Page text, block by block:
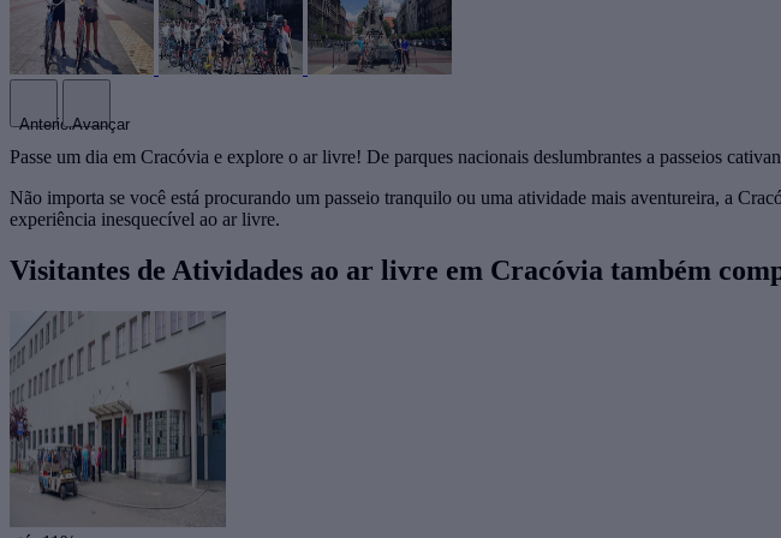
AnteriorAvançar
Passe um dia em Cracóvia e explore o ar livre! De parques nacionais deslumbrantes a passeios
Não importa se você está procurando um passeio tranquilo ou uma atividade mais aventureira, a
experiência inesquecível ao ar livre.
Visitantes de Atividades ao ar livre em Cracóvia também